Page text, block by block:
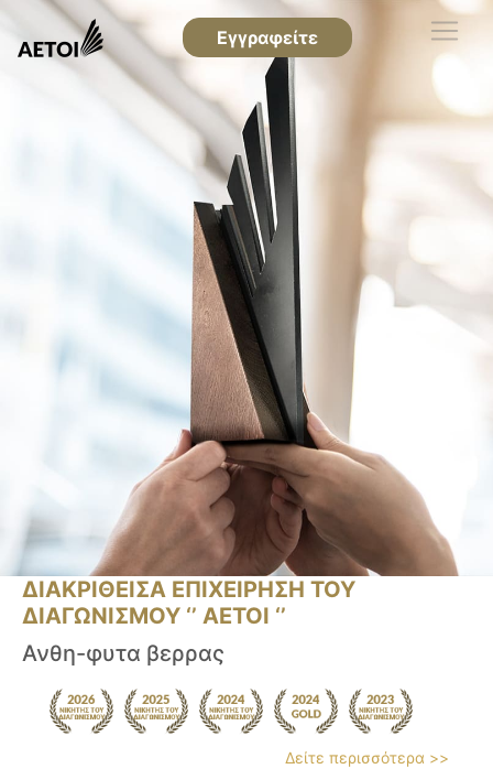
Εγγραφείτε
ΔΙΑΚΡΙΘΕΙΣΑ ΕΠΙΧΕΙΡΗΣΗ ΤΟΥ
ΔΙΑΓΩΝΙΣΜΟΥ ‘’ ΑΕΤΟΙ ‘’
Ανθη-φυτα βερρας
Δείτε περισσότερα >>